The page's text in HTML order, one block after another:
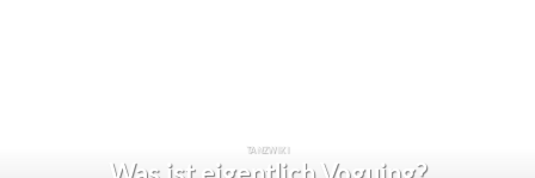
TANZWIKI